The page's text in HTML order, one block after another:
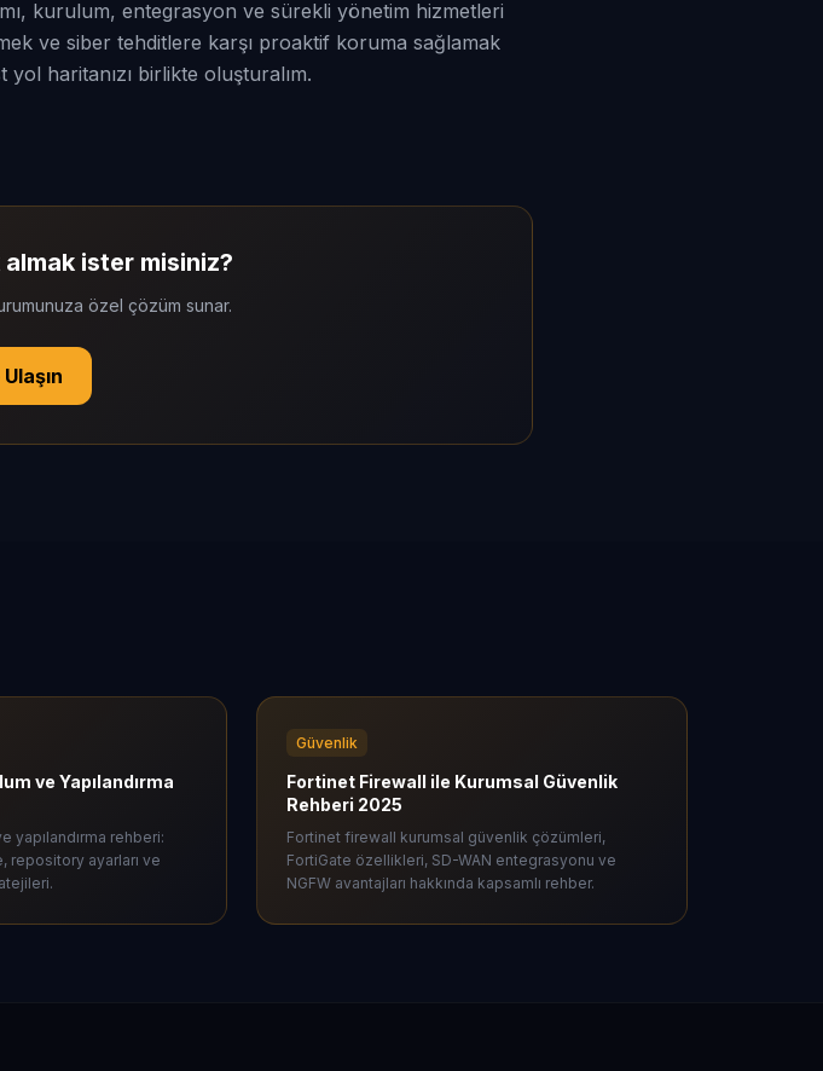
kurulum, entegrasyon ve sürekli yönetim hizmetleri
ve siber tehditlere karşı proaktif koruma sağlamak
haritanızı birlikte oluşturalım.
ister misiniz?
özel çözüm sunar.
ve Yapılandırma
yapılandırma rehberi:
repository ayarları ve
Güvenlik
Fortinet Firewall ile Kurumsal Güvenlik
Rehberi 2025
Fortinet firewall kurumsal güvenlik çözümleri,
FortiGate özellikleri, SD-WAN entegrasyonu ve
NGFW avantajları hakkında kapsamlı rehber.